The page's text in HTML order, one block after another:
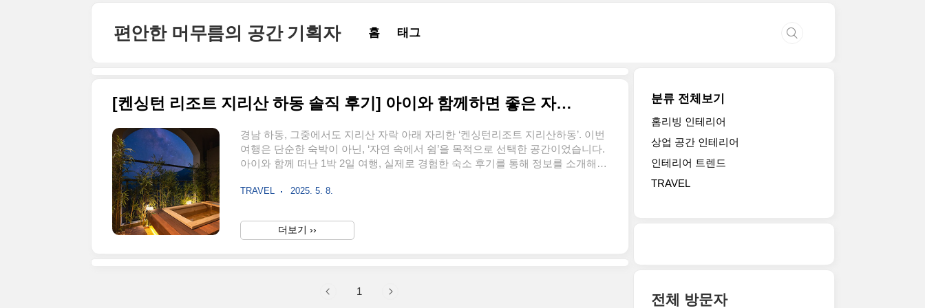
편안한 머무름의 공간 기획자 홈 태그
[켄싱턴 리조트 지리산 하동 솔직 후기] 아이와 함께하면 좋은 자연 속 힐링 숙소
경남 하동, 그중에서도 지리산 자락 아래 자리한 ‘켄싱턴리조트 지리산하동’. 이번
여행은 단순한 숙박이 아닌, ‘자연 속에서 쉼’을 목적으로 선택한 공간이었습니다.
아이와 함께 떠난 1박 2일 여행, 실제로 경험한 숙소 후기를 통해 정보를 소개해드
532-6체크인/체크아웃: 오후 3시 / 오전 11시주차: 무료주요 시설: 누마루 한식당,
동 녹차밭 인접켄싱턴리조트 지리산하동에는 총 115개의 객실이 있으며, 가족 단
위, 커플, 친구 여행 등 다양한 수요에 맞춰 구성돼 있어요.디럭스룸(69㎡): 최대
TRAVEL 2025. 5. 8.
더보기 ››
1
분류 전체보기
홈리빙 인테리어
상업 공간 인테리어
인테리어 트렌드
TRAVEL
전체 방문자